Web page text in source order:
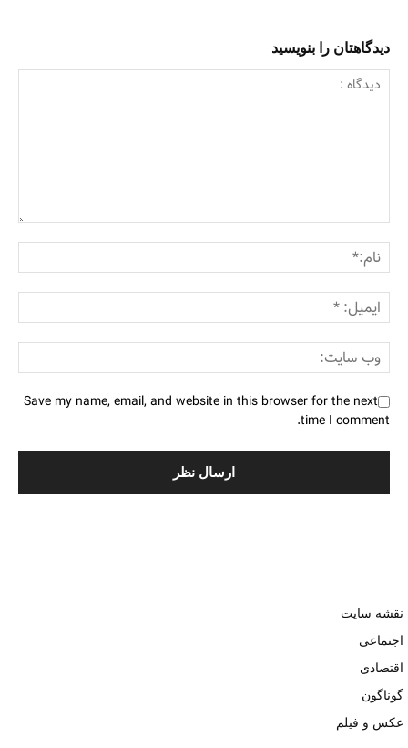
دیدگاهتان را بنویسید
Save my name, email, and website in this browser for the next
time I comment.
نقشه سایت
اجتماعی
اقتصادی
گوناگون
عکس و فیلم